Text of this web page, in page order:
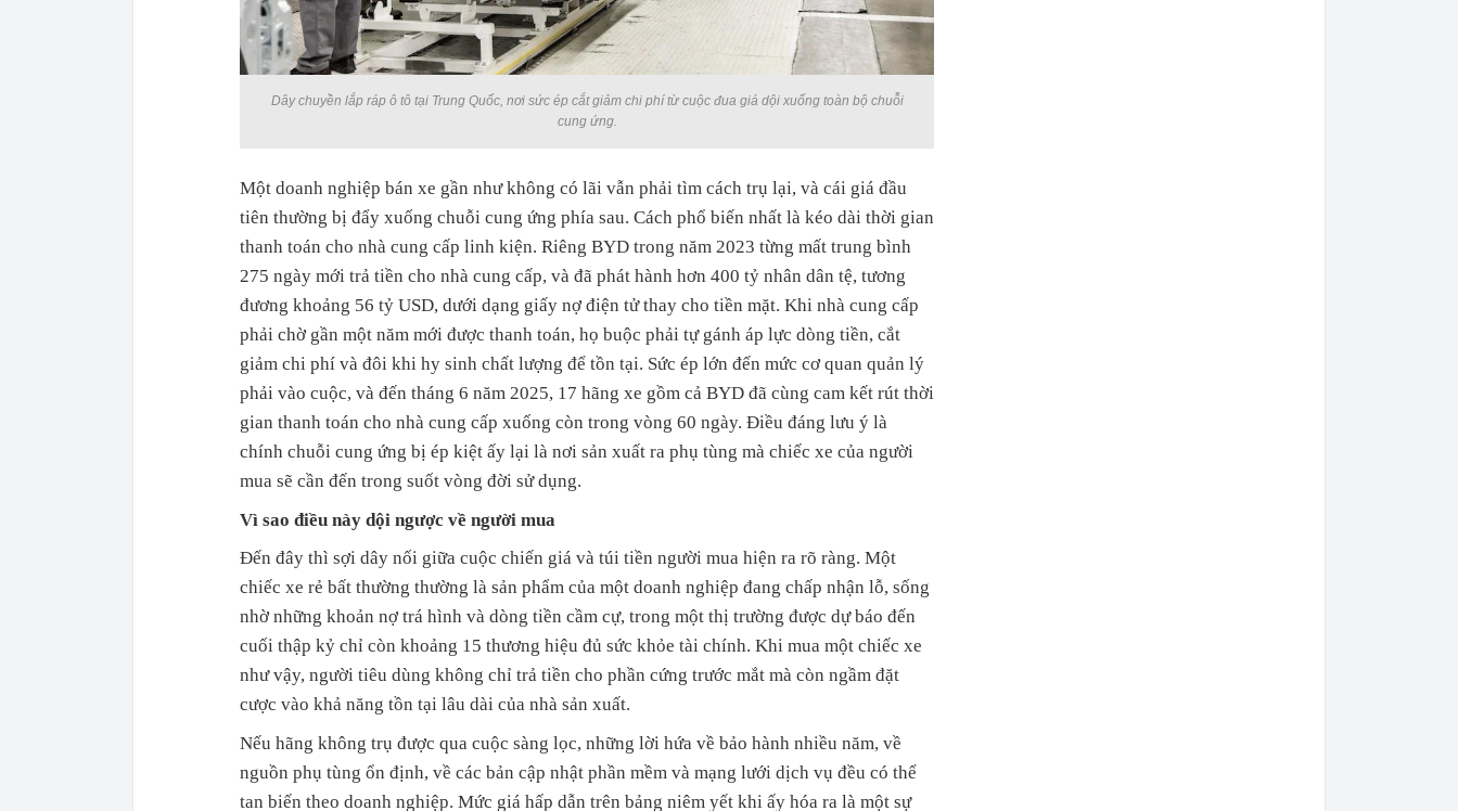
Dây chuyền lắp ráp ô tô tại Trung Quốc, nơi sức ép cắt giảm chi phí từ cuộc đua giá dội xuống toàn bộ chuỗi
cung ứng.
Một doanh nghiệp bán xe gần như không có lãi vẫn phải tìm cách trụ lại, và cái giá đầu
tiên thường bị đẩy xuống chuỗi cung ứng phía sau. Cách phổ biến nhất là kéo dài thời gian
thanh toán cho nhà cung cấp linh kiện. Riêng BYD trong năm 2023 từng mất trung bình
275 ngày mới trả tiền cho nhà cung cấp, và đã phát hành hơn 400 tỷ nhân dân tệ, tương
đương khoảng 56 tỷ USD, dưới dạng giấy nợ điện tử thay cho tiền mặt. Khi nhà cung cấp
phải chờ gần một năm mới được thanh toán, họ buộc phải tự gánh áp lực dòng tiền, cắt
giảm chi phí và đôi khi hy sinh chất lượng để tồn tại. Sức ép lớn đến mức cơ quan quản lý
phải vào cuộc, và đến tháng 6 năm 2025, 17 hãng xe gồm cả BYD đã cùng cam kết rút thời
gian thanh toán cho nhà cung cấp xuống còn trong vòng 60 ngày. Điều đáng lưu ý là
chính chuỗi cung ứng bị ép kiệt ấy lại là nơi sản xuất ra phụ tùng mà chiếc xe của người
mua sẽ cần đến trong suốt vòng đời sử dụng.
Vì sao điều này dội ngược về người mua
Đến đây thì sợi dây nối giữa cuộc chiến giá và túi tiền người mua hiện ra rõ ràng. Một
chiếc xe rẻ bất thường thường là sản phẩm của một doanh nghiệp đang chấp nhận lỗ, sống
nhờ những khoản nợ trá hình và dòng tiền cầm cự, trong một thị trường được dự báo đến
cuối thập kỷ chỉ còn khoảng 15 thương hiệu đủ sức khỏe tài chính. Khi mua một chiếc xe
như vậy, người tiêu dùng không chỉ trả tiền cho phần cứng trước mắt mà còn ngầm đặt
cược vào khả năng tồn tại lâu dài của nhà sản xuất.
Nếu hãng không trụ được qua cuộc sàng lọc, những lời hứa về bảo hành nhiều năm, về
nguồn phụ tùng ổn định, về các bản cập nhật phần mềm và mạng lưới dịch vụ đều có thể
tan biến theo doanh nghiệp. Mức giá hấp dẫn trên bảng niêm yết khi ấy hóa ra là một sự